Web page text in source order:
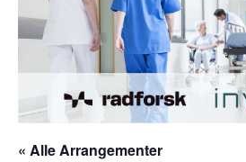
« Alle Arrangementer